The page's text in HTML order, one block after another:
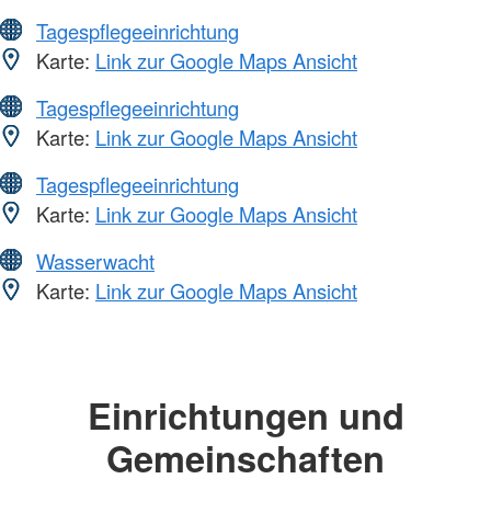
Tagespflegeeinrichtung
Karte: Link zur Google Maps Ansicht
Tagespflegeeinrichtung
Karte: Link zur Google Maps Ansicht
Tagespflegeeinrichtung
Karte: Link zur Google Maps Ansicht
Wasserwacht
Karte: Link zur Google Maps Ansicht
Einrichtungen und
Gemeinschaften